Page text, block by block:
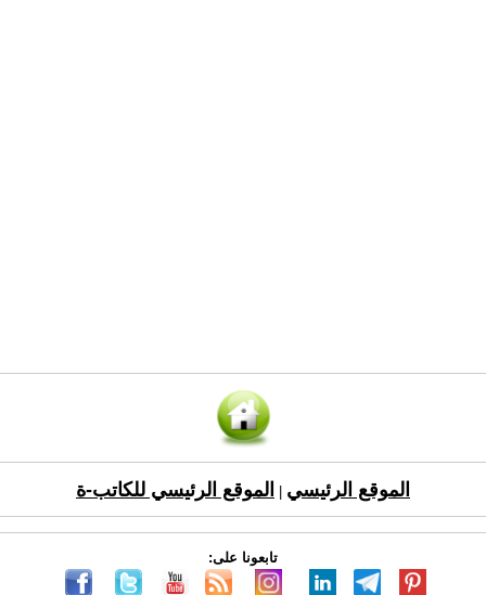
الموقع الرئيسي الموقع الرئيسي للكاتب-ة
تابعونا على: